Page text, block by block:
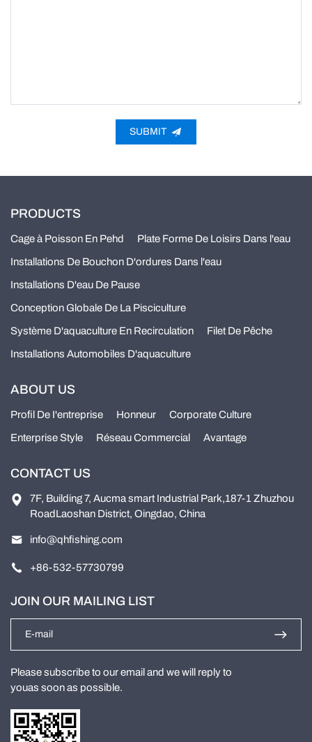
SUBMIT
PRODUCTS
Cage à Poisson En Pehd Plate Forme De Loisirs Dans l'eau
Installations De Bouchon D'ordures Dans l'eau
Installations D'eau De Pause
Conception Globale De La Pisciculture
Système D'aquaculture En Recirculation Filet De Pêche
Installations Automobiles D'aquaculture
ABOUT US
Profil De I'entreprise Honneur Corporate Culture
Enterprise Style Réseau Commercial Avantage
CONTACT US
7F, Building 7, Aucma smart Industrial Park,187-1 Zhuzhou
RoadLaoshan District, Oingdao, China
info@qhfishing.com
+86-532-57730799
JOIN OUR MAILING LIST
Please subscribe to our email and we will reply to
youas soon as possible.